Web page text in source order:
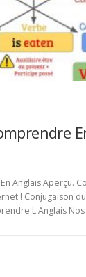
Anglais Aperçu.
! Conjugaison
L Anglais